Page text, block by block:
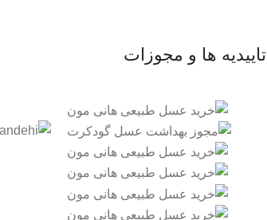
تاییدیه ها و مجوزات